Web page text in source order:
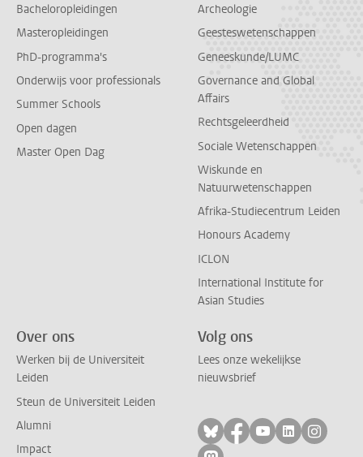
Bacheloropleidingen
Masteropleidingen
PhD-programma's
Onderwijs voor professionals
Summer Schools
Open dagen
Master Open Dag
Archeologie
Geesteswetenschappen
Geneeskunde/LUMC
Governance and Global
Affairs
Rechtsgeleerdheid
Sociale Wetenschappen
Wiskunde en
Natuurwetenschappen
Afrika-Studiecentrum Leiden
Honours Academy
ICLON
International Institute for
Asian Studies
Over ons
Werken bij de Universiteit
Leiden
Steun de Universiteit Leiden
Alumni
Impact
Volg ons
Lees onze wekelijkse
nieuwsbrief
Volg ons op bluesky
Volg ons op
Volg ons op
Volg ons
Volg